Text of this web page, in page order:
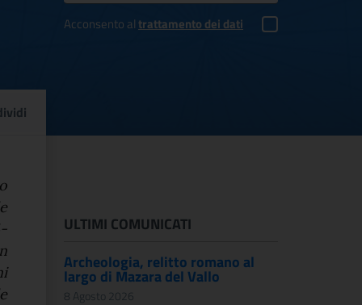
Acconsento altrattamento dei dati
per il piano
ULTIMI COMUNICATI
Archeologia, relitto romano al
largo di Mazara del Vallo
8 Agosto 2026